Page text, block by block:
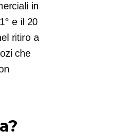
in
e il 20
ritiro a
che